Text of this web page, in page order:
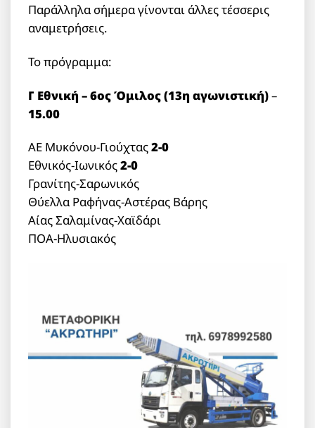
Παράλληλα σήμερα γίνονται άλλες τέσσερις
αναμετρήσεις.
Το πρόγραμμα:
Γ Εθνική – 6ος Όμιλος (13η αγωνιστική)–
15.00
ΑΕ Μυκόνου-Γιούχτας2-0
Εθνικός-Ιωνικός2-0
Γρανίτης-Σαρωνικός
Θύελλα Ραφήνας-Αστέρας Βάρης
Αίας Σαλαμίνας-Χαϊδάρι
ΠΟΑ-Ηλυσιακός